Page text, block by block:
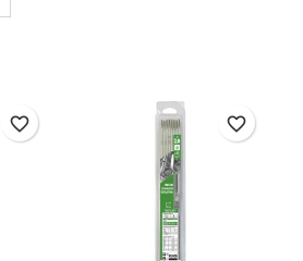
favorite_border favorite_border